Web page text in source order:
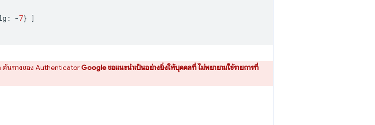
: -7} ]
ต้นทางของ Authenticator Google ขอแนะนำเป็นอย่างยิ่งให้บุคคลที่ ไม่พยายามใช้รายการที่